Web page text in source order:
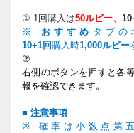
① 1回購入は50ルビー、
※ おすすめ タブの
10+1回購入時1,000ルビー
②
右側のボタンを押すと各
報を確認できます。
■ 注意事項
※ 確率は小 数 点第五